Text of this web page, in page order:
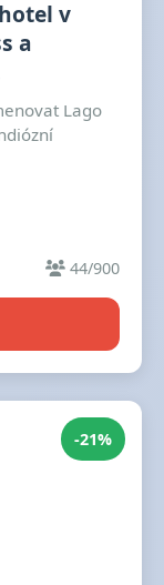
v
a
Lago
44/900
-21%